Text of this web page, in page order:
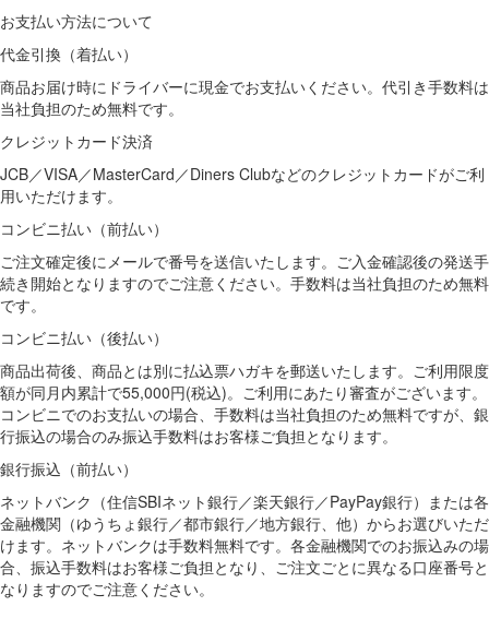
お支払い方法について
代金引換（着払い）
商品お届け時にドライバーに現金でお支払いください。代引き手数料は
当社負担のため無料です。
クレジットカード決済
JCB／VISA／MasterCard／Diners Clubなどのクレジットカードがご利
用いただけます。
コンビニ払い（前払い）
ご注文確定後にメールで番号を送信いたします。ご入金確認後の発送手
続き開始となりますのでご注意ください。手数料は当社負担のため無料
です。
コンビニ払い（後払い）
商品出荷後、商品とは別に払込票ハガキを郵送いたします。ご利用限度
額が同月内累計で55,000円(税込)。ご利用にあたり審査がございます。
コンビニでのお支払いの場合、手数料は当社負担のため無料ですが、銀
行振込の場合のみ振込手数料はお客様ご負担となります。
銀行振込（前払い）
ネットバンク（住信SBIネット銀行／楽天銀行／PayPay銀行）または各
金融機関（ゆうちょ銀行／都市銀行／地方銀行、他）からお選びいただ
けます。ネットバンクは手数料無料です。各金融機関でのお振込みの場
合、振込手数料はお客様ご負担となり、ご注文ごとに異なる口座番号と
なりますのでご注意ください。